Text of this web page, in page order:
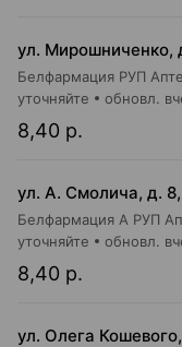
ул. Мирошниченко,
Белфармация РУП
8,40 р.
уточняйте обновл.
ул. А. Смолича, д.
Белфармация А РУП
8,40 р.
уточняйте обновл.
ул. Олега